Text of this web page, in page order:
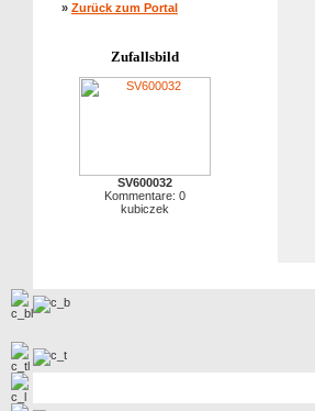
» Zurück zum Portal
Zufallsbild
SV600032
Kommentare: 0
kubiczek